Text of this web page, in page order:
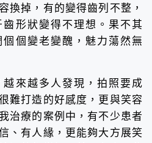
換掉，有的變得齒列不整，
形狀變得不理想。果不其
個變老變醜，魅力蕩然無
來越多人發現，拍照要成
難打造的好感度，更與笑容
治療的案例中，有不少患者
、有人緣，更能夠大方展笑